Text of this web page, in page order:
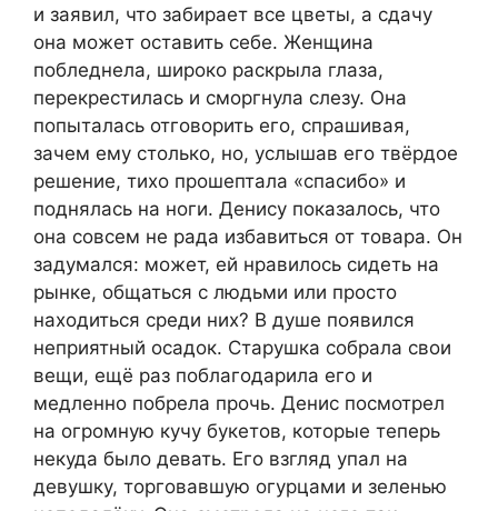
и заявил, что забирает все цветы, а сдачу
она может оставить себе. Женщина
побледнела, широко раскрыла глаза,
перекрестилась и сморгнула слезу. Она
попыталась отговорить его, спрашивая,
зачем ему столько, но, услышав его твёрдое
решение, тихо прошептала «спасибо» и
поднялась на ноги. Денису показалось, что
она совсем не рада избавиться от товара. Он
задумался: может, ей нравилось сидеть на
рынке, общаться с людьми или просто
находиться среди них? В душе появился
неприятный осадок. Старушка собрала свои
вещи, ещё раз поблагодарила его и
медленно побрела прочь. Денис посмотрел
на огромную кучу букетов, которые теперь
некуда было девать. Его взгляд упал на
девушку, торговавшую огурцами и зеленью